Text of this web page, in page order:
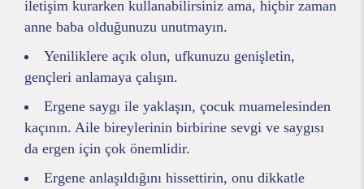
iletişim kurarken kullanabilirsiniz ama, hiçbir zaman
anne baba olduğunuzu unutmayın.
Yeniliklere açık olun, ufkunuzu genişletin,
gençleri anlamaya çalışın.
Ergene saygı ile yaklaşın, çocuk muamelesinden
kaçının. Aile bireylerinin birbirine sevgi ve saygısı
da ergen için çok önemlidir.
Ergene anlaşıldığını hissettirin, onu dikkatle